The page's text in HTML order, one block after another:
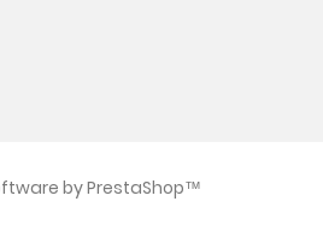
by PrestaShop™